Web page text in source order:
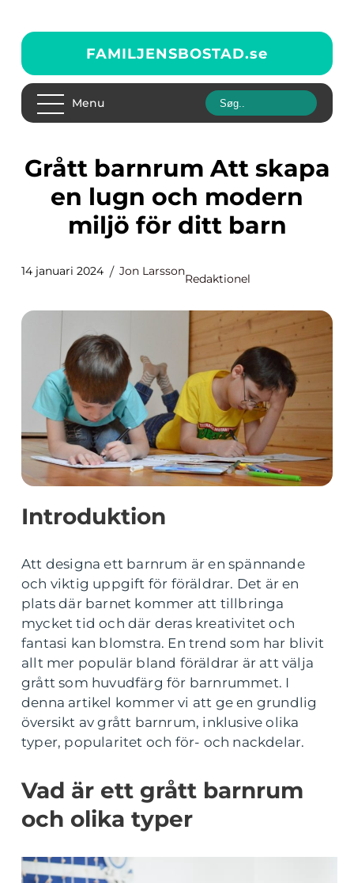
FAMILJENSBOSTAD.se
Menu
Grått barnrum Att skapa
en lugn och modern
miljö för ditt barn
14 januari 2024 Jon Larsson
Redaktionel
Introduktion
Att designa ett barnrum är en spännande
och viktig uppgift för föräldrar. Det är en
plats där barnet kommer att tillbringa
mycket tid och där deras kreativitet och
fantasi kan blomstra. En trend som har blivit
allt mer populär bland föräldrar är att välja
grått som huvudfärg för barnrummet. I
denna artikel kommer vi att ge en grundlig
översikt av grått barnrum, inklusive olika
typer, popularitet och för- och nackdelar.
Vad är ett grått barnrum
och olika typer